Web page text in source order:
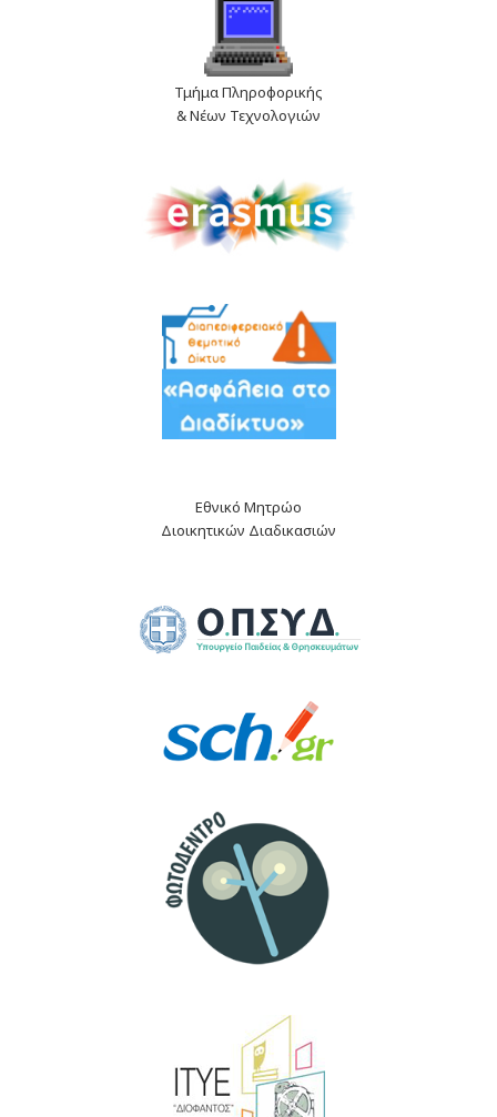
Τμήμα Πληροφορικής
& Νέων Τεχνολογιών
Εθνικό Μητρώο
Διοικητικών Διαδικασιών